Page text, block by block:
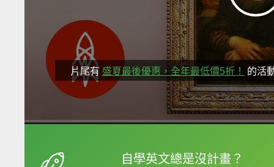
片尾有 盛夏最後優惠，全年最低價5折！ 的活
自學英文總是沒計畫？
框選或點兩下字幕可